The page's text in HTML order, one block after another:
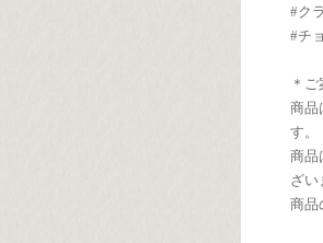
#ク
#チ
＊
商品
す。
商品
ざい
商品